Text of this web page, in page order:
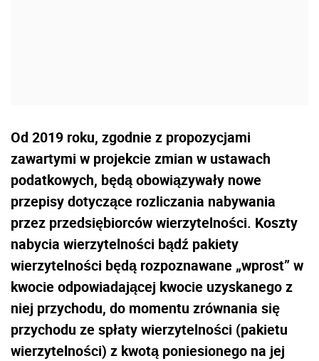
Od 2019 roku, zgodnie z propozycjami
zawartymi w projekcie zmian w ustawach
podatkowych, będą obowiązywały nowe
przepisy dotyczące rozliczania nabywania
przez przedsiębiorców wierzytelności. Koszty
nabycia wierzytelności bądź pakiety
wierzytelności będą rozpoznawane „wprost” w
kwocie odpowiadającej kwocie uzyskanego z
niej przychodu, do momentu zrównania się
przychodu ze spłaty wierzytelności (pakietu
wierzytelności) z kwotą poniesionego na jej